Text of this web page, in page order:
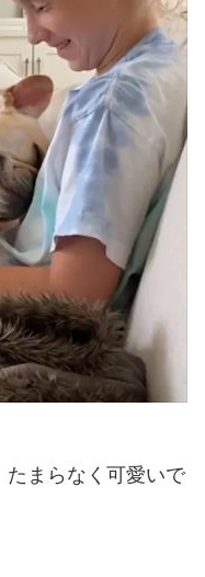
まらなく可愛いで